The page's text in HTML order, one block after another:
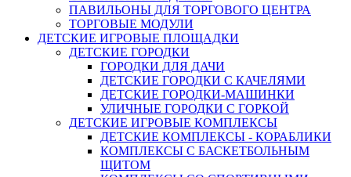
ПАВИЛЬОНЫ ДЛЯ ТОРГОВОГО ЦЕНТРА
ТОРГОВЫЕ МОДУЛИ
ДЕТСКИЕ ИГРОВЫЕ ПЛОЩАДКИ
ДЕТСКИЕ ГОРОДКИ
ГОРОДКИ ДЛЯ ДАЧИ
ДЕТСКИЕ ГОРОДКИ С КАЧЕЛЯМИ
ДЕТСКИЕ ГОРОДКИ-МАШИНКИ
УЛИЧНЫЕ ГОРОДКИ С ГОРКОЙ
ДЕТСКИЕ ИГРОВЫЕ КОМПЛЕКСЫ
ДЕТСКИЕ КОМПЛЕКСЫ - КОРАБЛИКИ
КОМПЛЕКСЫ С БАСКЕТБОЛЬНЫМ
ЩИТОМ